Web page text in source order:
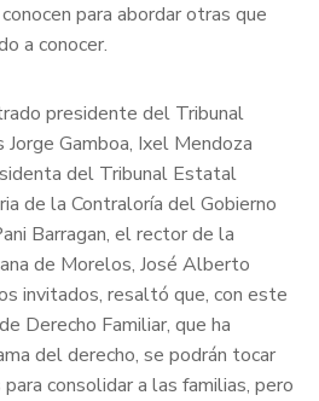
para abordar otras que
a conocer.
presidente del Tribunal
Jorge Gamboa, Ixel Mendoza
del Tribunal Estatal
de la Contraloría del Gobierno
Barragan, el rector de la
de Morelos, José Alberto
invitados, resaltó que, con este
Derecho Familiar, que ha
del derecho, se podrán tocar
consolidar a las familias, pero